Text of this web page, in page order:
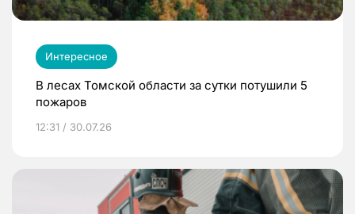
Интересное
В лесах Томской области за сутки потушили 5
пожаров
12:31 / 30.07.26